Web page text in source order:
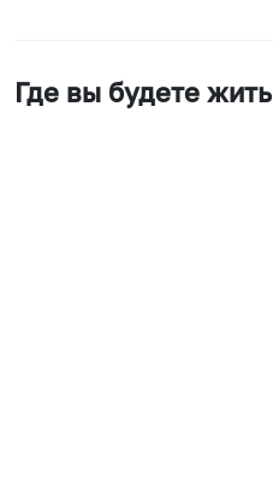
Где вы будете жить